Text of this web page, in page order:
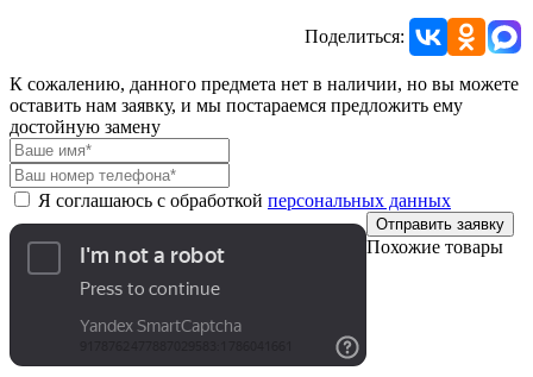
Поделиться:
К сожалению, данного предмета нет в наличии, но вы можете
оставить нам заявку, и мы постараемся предложить ему
достойную замену
Я соглашаюсь с обработкой персональных данных
Отправить заявку
Похожие товары